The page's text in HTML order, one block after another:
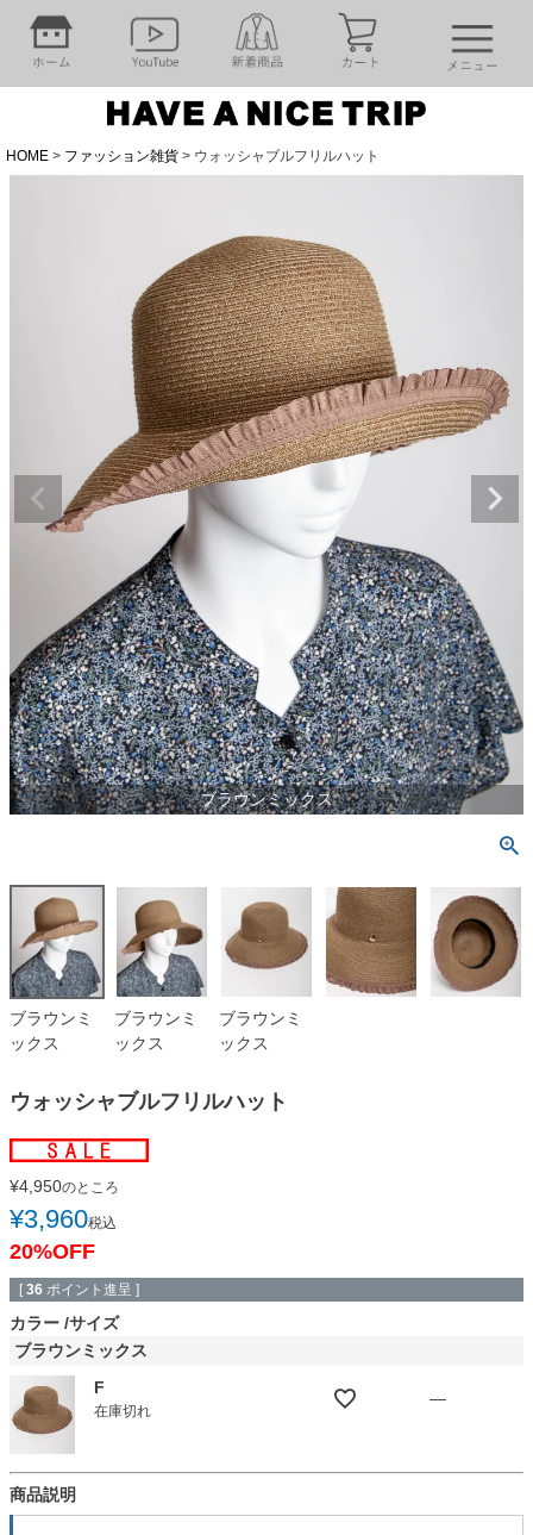
HOME ファッション雑貨 ウォッシャブルフリルハット
ブラウンミックス
ブラウンミ
ックス
ブラウンミ
ックス
ブラウンミ
ックス
ウォッシャブルフリルハット
¥4,950のところ
¥3,960税込
20%OFF
[ 36 ポイント進呈 ]
カラー サイズ
ブラウンミックス
F
在庫切れ
—
商品説明